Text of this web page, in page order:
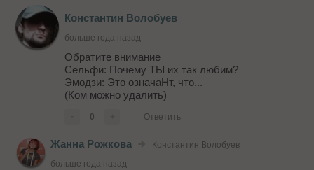
Константин Волобуев
больше года назад
Обратите внимание
Сельфи: Почему ТЫ их так любим?
Эмодзи: Это означаНт, что...
(Ком можно удалить)
0 Ответить
Жанна Рожкова
Константин Волобуев
больше года назад